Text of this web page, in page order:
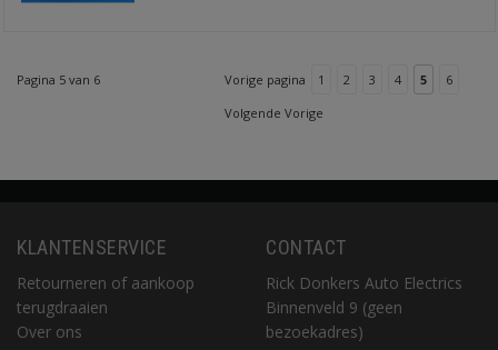
Pagina 5 van 6 Vorige pagina 1 2 3 4 5
6
Volgende Vorige
KLANTENSERVICE
Retourneren of aankoop
terugdraaien
Over ons
CONTACT
Rick Donkers Auto Electrics
Binnenveld 9 (geen
bezoekadres)